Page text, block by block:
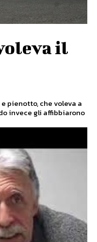
il
pienotto, che voleva a
invece gli affibbiarono